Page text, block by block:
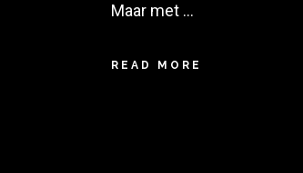
Maar met
READ MORE